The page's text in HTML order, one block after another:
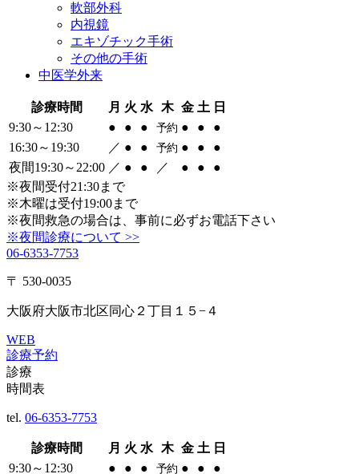
軟部外科
内視鏡
エキゾチック手術
その他の手術
中医学外来
診療時間 月 火 水 木 金 土 日
9:30～12:30
● ● ● 予約 ● ●
●
16:30～19:30
／ ● ● 予約 ● ●
●
夜間19:30～22:00 ／ ● ● ／ ● ●
●
※夜間受付21:30まで
※木曜は受付19:00まで
※夜間救急の場合は、事前に必ずお電話下さい
※夜間診療について >>
06-6353-7753
〒 530-0035
大阪府大阪市北区同心２丁目１５−４
WEB
診療予約
診療
時間表
tel. 06-6353-7753
診療時間 月 火 水 木 金 土 日
9:30～12:30
● ● ● 予約 ● ● ●